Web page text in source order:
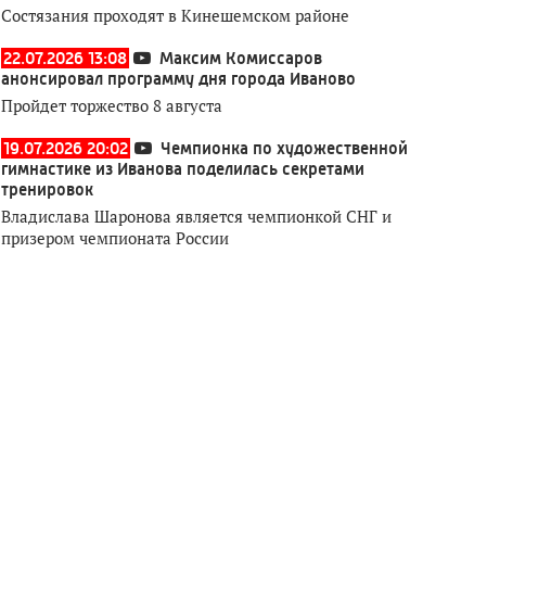
Состязания проходят в Кинешемском районе
22.07.2026 13:08
Максим Комиссаров
анонсировал программу дня города Иваново
Пройдет торжество 8 августа
19.07.2026 20:02
Чемпионка по художественной
гимнастике из Иванова поделилась секретами
тренировок
Владислава Шаронова является чемпионкой СНГ и
призером чемпионата России